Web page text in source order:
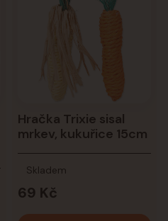
Hračka Trixie sisal
mrkev, kukuřice 15cm
69 Kč
Skladem